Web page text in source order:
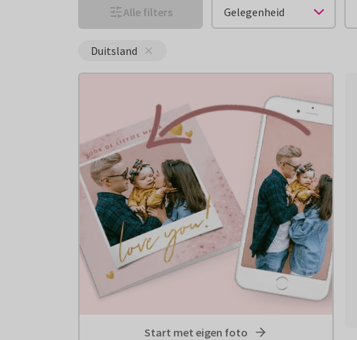
Alle filters Gelegenheid
Duitsland
Start met eigen foto